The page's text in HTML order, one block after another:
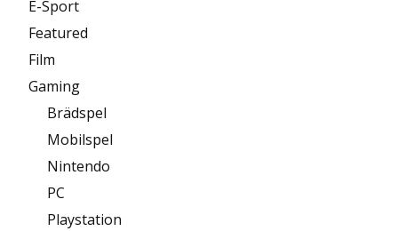
E-Sport
Featured
Film
Gaming
Brädspel
Mobilspel
Nintendo
PC
Playstation